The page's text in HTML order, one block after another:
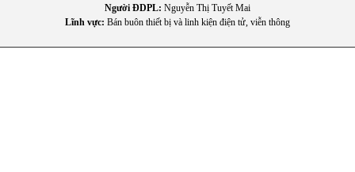
Người ĐDPL: Nguyễn Thị Tuyết Mai
Lĩnh vực: Bán buôn thiết bị và linh kiện điện tử, viễn thông